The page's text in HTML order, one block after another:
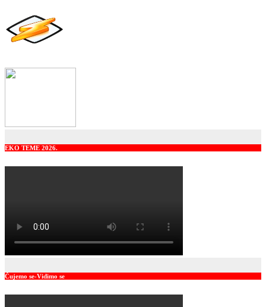
EKO TEME 2026.
Čujemo se-Vidimo se